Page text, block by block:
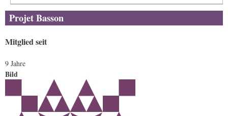
Projet Basson
Mitglied seit
9 Jahre
Bild